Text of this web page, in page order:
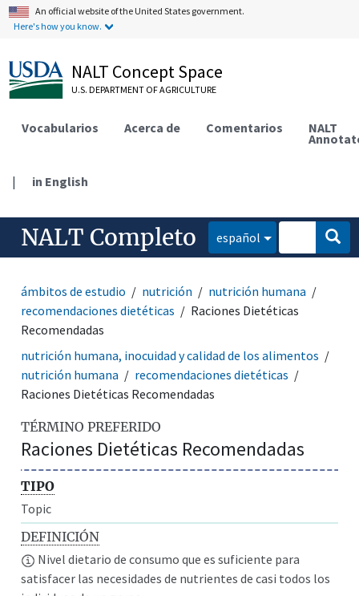
An official website of the United States government.
Here's how you know.
NALT Concept Space
U.S. DEPARTMENT OF AGRICULTURE
Vocabularios Acerca de Comentarios NALT
| in English
NALT Completo español
ámbitos de estudio nutrición
nutrición humana
recomendaciones dietéticas
Raciones Dietéticas
Recomendadas
nutrición humana, inocuidad y calidad de los alimentos
nutrición humana
recomendaciones dietéticas
Raciones Dietéticas Recomendadas
TÉRMINO PREFERIDO
Raciones Dietéticas Recomendadas
TIPO
Topic
DEFINICIÓN
Nivel dietario de consumo que es suficiente para
satisfacer las necesidades de nutrientes de casi todos los